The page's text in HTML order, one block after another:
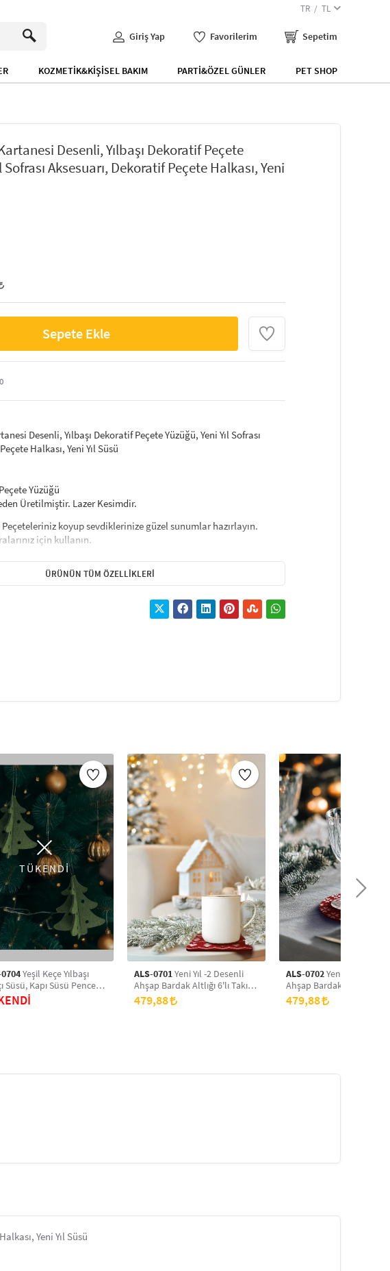
TR TL
Giriş Yap Favorilerim Sepetim
KOZMETİK&KİŞİSEL BAKIM PARTİ&ÖZEL GÜNLER PET SHOP
Desenli, Yılbaşı Dekoratif Peçete
Sofrası Aksesuarı, Dekoratif Peçete Halkası, Yeni
Sepete Ekle
Desenli, Yılbaşı Dekoratif Peçete Yüzüğü, Yeni Yıl Sofrası
Halkası, Yeni Yıl Süsü
Yüzüğü
Üretilmiştir. Lazer Kesimdir.
koyup sevdiklerinize güzel sunumlar hazırlayın.
için kullanın.
renklendirecek birbirinden farklı keçe peçete yüzüğü ile sizde
Dilediğiniz yılbaşı keçe peçete yüzüğü modellerini
ÜRÜNÜN TÜM ÖZELLIKLERI
TÜKENDİ
Yeşil Keçe Yılbaşı
Süsü, Kapı Süsü Pencere
Dekoratif Aksesuar 3
(6 Adet)
ALS-0701Yeni Yıl -2 Desenli
Ahşap Bardak Altlığı 6'lı Takım,
Ofis Aksesuarı, Masa Üzeri
Koruyucu Altlık
479,88
ALS-0702Yeni Yıl Desenli
Ahşap Bardak Altlığı 6'lı
Ofis Aksesuarı, Masa
Çay Kahve İçecek Altlığı,
479,88
Yeni Yıl Süsü